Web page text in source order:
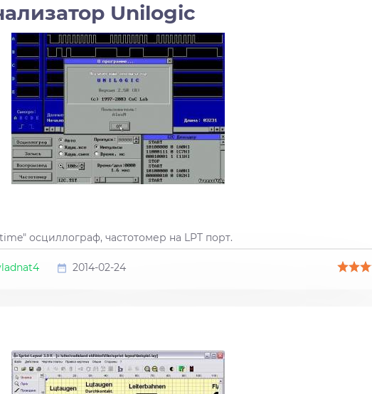
Unilogic
осциллограф, частотомер на LPT порт.
2014-02-24